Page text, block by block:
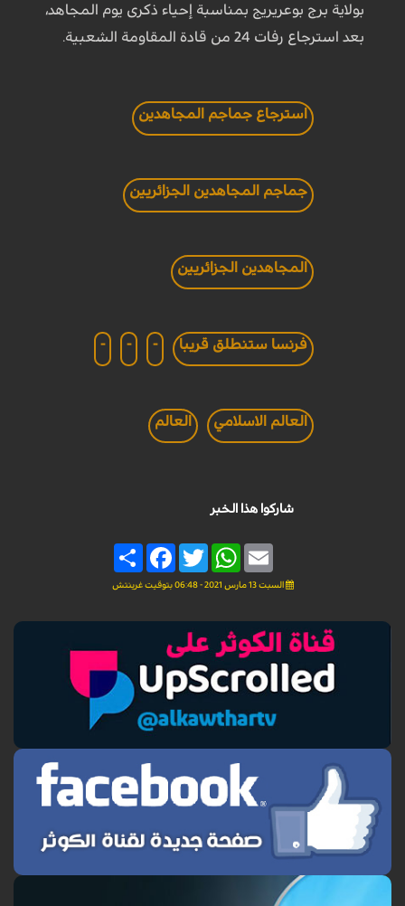
بولاية برج بوعريريج بمناسبة إحياء ذكرى يوم المجاهد،
بعد استرجاع رفات 24 من قادة المقاومة الشعبية.
استرجاع جماجم المجاهدين
جماجم المجاهدين الجزائريين
المجاهدين الجزائريين
فرنسا ستنطلق قريبا -
-
-
العالم الاسلامي العالم
شاركوا هذا الخبر
Share
FacebookTwitter
WhatsAppEmail
السبت 13 مارس 2021 - 06:48 بتوقيت غرينتش